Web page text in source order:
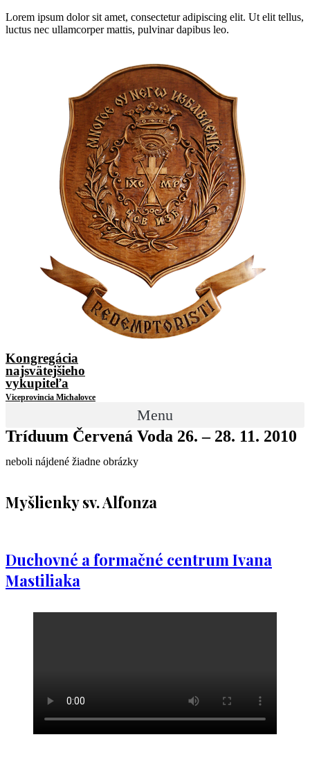
Lorem ipsum dolor sit amet, consectetur adipiscing elit. Ut elit tellus,
luctus nec ullamcorper mattis, pulvinar dapibus leo.
Kongregácia
najsvätejšieho
vykupiteľa
Viceprovincia Michalovce
Menu
Tríduum Červená Voda 26. – 28. 11. 2010
neboli nájdené žiadne obrázky
Myšlienky sv. Alfonza
Duchovné a formačné centrum Ivana
Mastiliaka